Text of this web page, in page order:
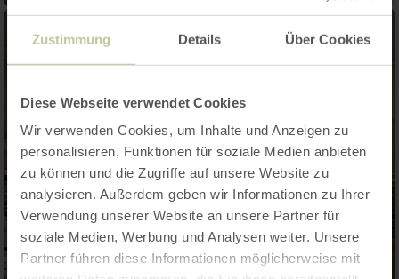
Zustimmung Details Über Cookies
Diese Webseite verwendet Cookies
Wir verwenden Cookies, um Inhalte und Anzeigen zu
personalisieren, Funktionen für soziale Medien anbieten
zu können und die Zugriffe auf unsere Website zu
analysieren. Außerdem geben wir Informationen zu Ihrer
Verwendung unserer Website an unsere Partner für
soziale Medien, Werbung und Analysen weiter. Unsere
Partner führen diese Informationen möglicherweise mit